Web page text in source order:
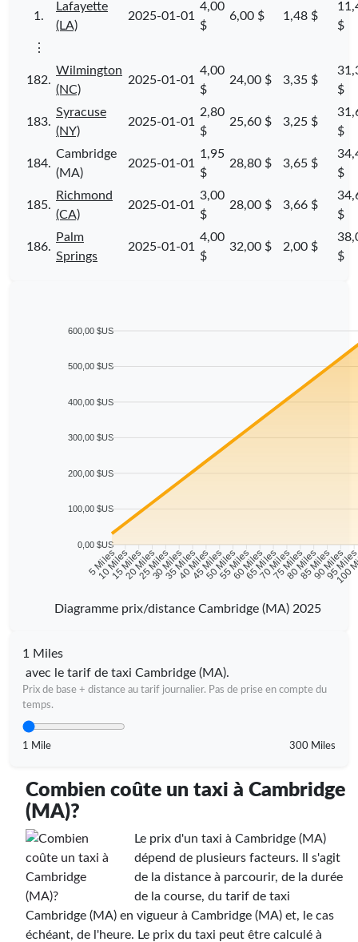
1.
Lafayette
(LA)
2025-01-01
4,00
$
6,00 $ 1,48 $
$
⋮
182.
Wilmington
(NC)
2025-01-01
4,00
$
24,00 $ 3,35 $
$
183.
Syracuse
(NY)
2025-01-01
2,80
$
25,60 $ 3,25 $
$
184.
Cambridge
(MA)
2025-01-01
1,95
$
28,80 $ 3,65 $
$
185.
Richmond
(CA)
2025-01-01
3,00
$
28,00 $ 3,66 $
$
186.
Palm
Springs
2025-01-01
4,00
$
32,00 $ 2,00 $
$
600,00 $US
500,00 $US
400,00 $US
300,00 $US
200,00 $US
100,00 $US
0,00 $US
5 Miles
10 Miles
15 Miles
20 Miles
25 Miles
30 Miles
35 Miles
40 Miles
45 Miles
50 Miles
55 Miles
60 Miles
65 Miles
70 Miles
75 Miles
80 Miles
85 Miles
90 Miles
95100
Diagramme prix/distance Cambridge (MA) 2025
1 Miles
avec le tarif de taxi Cambridge (MA).
Prix de base + distance au tarif journalier. Pas de prise en compte du
temps.
1 Mile 300 Miles
Combien coûte un taxi à Cambridge
(MA)?
Le prix d'un taxi à Cambridge (MA)
dépend de plusieurs facteurs. Il s'agit
de la distance à parcourir, de la durée
de la course, du tarif de taxi
Cambridge (MA) en vigueur à Cambridge (MA) et, le cas
échéant, de l'heure. Le prix du taxi peut être calculé à